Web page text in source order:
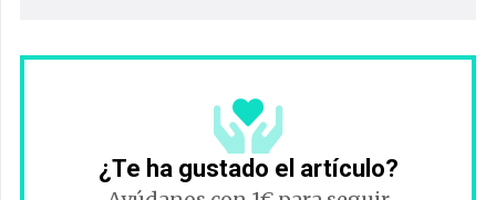
¿Te ha gustado el artículo?